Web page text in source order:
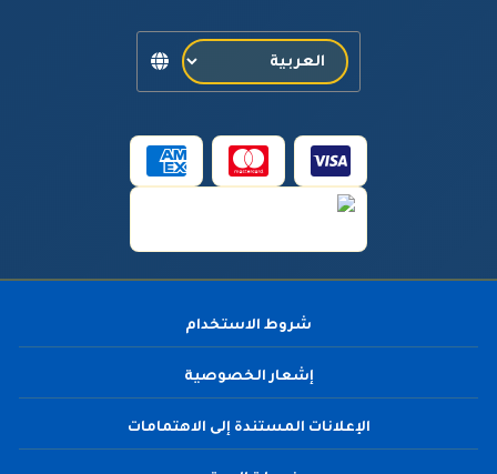
شروط الاستخدام
إشعار الخصوصية
الإعلانات المستندة إلى الاهتمامات